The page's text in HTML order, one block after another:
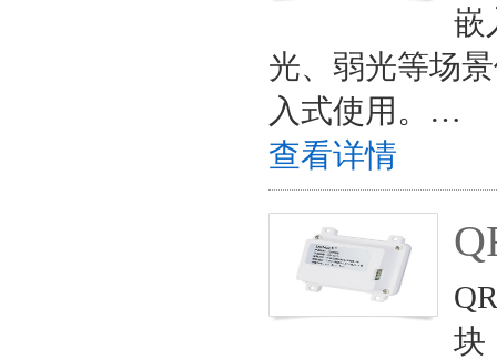
嵌
光、弱光等场
入式使用。…
查看详情
块